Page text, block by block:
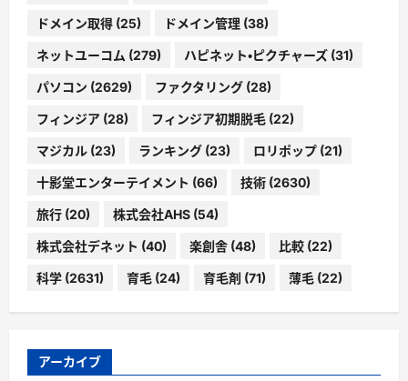
ドメイン取得 (25) ドメイン管理 (38)
ネットユーコム (279) ハピネット・ピクチャーズ (31)
パソコン (2629) ファクタリング (28)
フィンジア (28) フィンジア初期脱毛 (22)
マジカル (23) ランキング (23) ロリポップ (21)
十影堂エンターテイメント (66) 技術 (2630)
旅行 (20) 株式会社AHS (54)
株式会社デネット (40) 楽創舎 (48) 比較 (22)
科学 (2631) 育毛 (24) 育毛剤 (71) 薄毛 (22)
アーカイブ